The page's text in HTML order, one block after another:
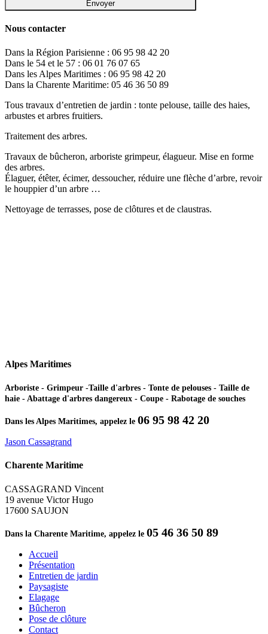
Nous contacter
Dans la Région Parisienne : 06 95 98 42 20
Dans le 54 et le 57 : 06 01 76 07 65
Dans les Alpes Maritimes : 06 95 98 42 20
Dans la Charente Maritime: 05 46 36 50 89
Tous travaux d’entretien de jardin : tonte pelouse, taille des haies,
arbustes et arbres fruitiers.
Traitement des arbres.
Travaux de bûcheron, arboriste grimpeur, élagueur. Mise en forme
des arbres.
Élaguer, étêter, écimer, dessoucher, réduire une flèche d’arbre, revoir
le houppier d’un arbre …
Nettoyage de terrasses, pose de clôtures et de claustras.
Alpes Maritimes
Arboriste - Grimpeur -Taille d'arbres - Tonte de pelouses - Taille de
haie - Abattage d'arbres dangereux - Coupe - Rabotage de souches
Dans les Alpes Maritimes, appelez le 06 95 98 42 20
Jason Cassagrand
Charente Maritime
CASSAGRAND Vincent
19 avenue Victor Hugo
17600 SAUJON
Dans la Charente Maritime, appelez le 05 46 36 50 89
Accueil
Présentation
Entretien de jardin
Paysagiste
Elagage
Bûcheron
Pose de clôture
Contact